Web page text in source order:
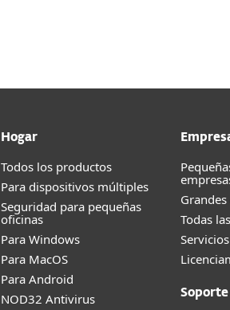
Hogar
Todos los productos
Para dispositivos múltiples
Seguridad para pequeñas
oficinas
Para Windows
Para MacOS
Para Android
NOD32 Antivirus
Todas
Servicios
Soporte